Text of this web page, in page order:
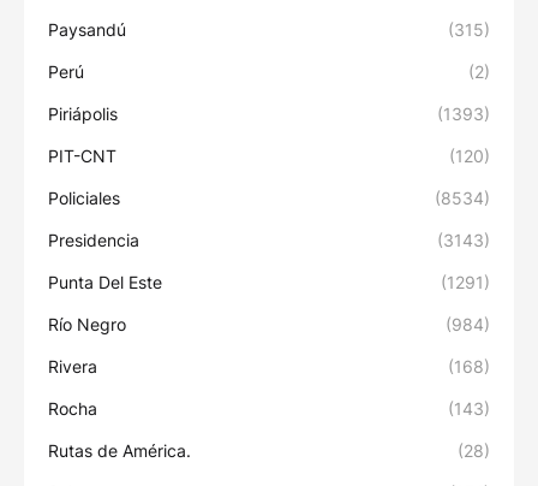
Paysandú (315)
Perú (2)
Piriápolis (1393)
PIT-CNT (120)
Policiales (8534)
Presidencia (3143)
Punta Del Este (1291)
Río Negro (984)
Rivera (168)
Rocha (143)
Rutas de América. (28)